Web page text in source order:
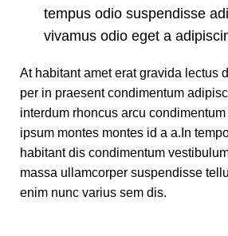
tempus odio suspendisse
vivamus odio eget a
At habitant amet erat gravida lectus
per in praesent condimentum
interdum rhoncus arcu
ipsum montes montes id a a.In
habitant dis condimentum
massa ullamcorper suspendisse
enim nunc varius sem dis.